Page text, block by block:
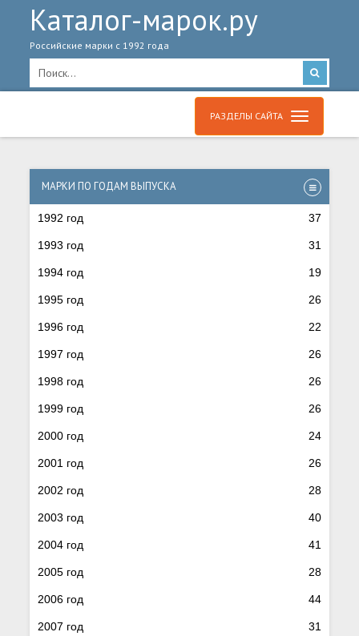
Каталог-марок.ру
Российские марки с 1992 года
РАЗДЕЛЫ САЙТА
МАРКИ ПО ГОДАМ ВЫПУСКА
1992 год 37
1993 год 31
1994 год 19
1995 год 26
1996 год 22
1997 год 26
1998 год 26
1999 год 26
2000 год 24
2001 год 26
2002 год 28
2003 год 40
2004 год 41
2005 год 28
2006 год 44
2007 год 31